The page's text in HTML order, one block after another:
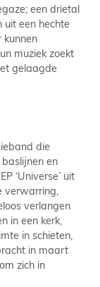
een drietal
een hechte
muziek zoekt
gelaagde
die
en
‘Universe’ uit
verwarring,
verlangen
in een kerk,
in schieten,
in maart
zich in